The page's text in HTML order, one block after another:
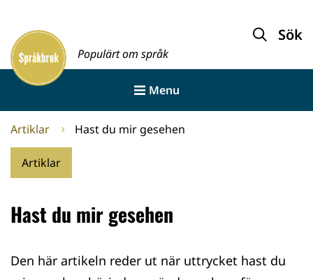
innehållet
Framsida
Populärt om språk
Sök
Menu
Artiklar Hast du mir gesehen
Artiklar
Hast du mir gesehen
Den här artikeln reder ut när uttrycket hast du